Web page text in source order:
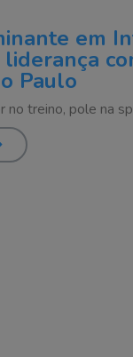
em
Paulo
no treino, pole na